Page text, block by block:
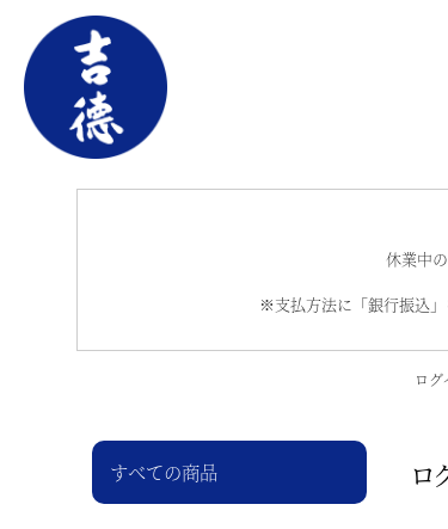
休業中
※支払方法に「銀行振込
ログ
すべての商品 ロ